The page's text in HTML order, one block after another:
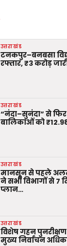
उत्तराखंड
टनकपुर–बनबसा
रफ्तार, ₹3 करोड़
उत्तराखंड
“नंदा–सुनंदा” से
बालिकाओं को
उत्तराखंड
मानसून से पहले
ने सभी विभागों से 7
प्लान…
उत्तराखंड
विशेष गहन
मुख्य निर्वाचन